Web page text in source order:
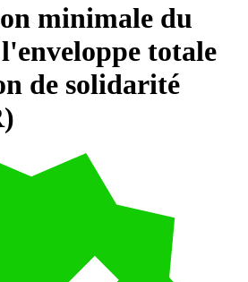
minimale du
totale
de solidarité